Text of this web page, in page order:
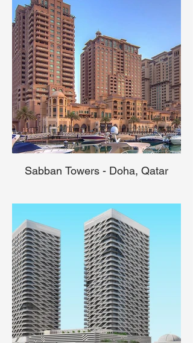
Sabban Towers - Doha, Qatar